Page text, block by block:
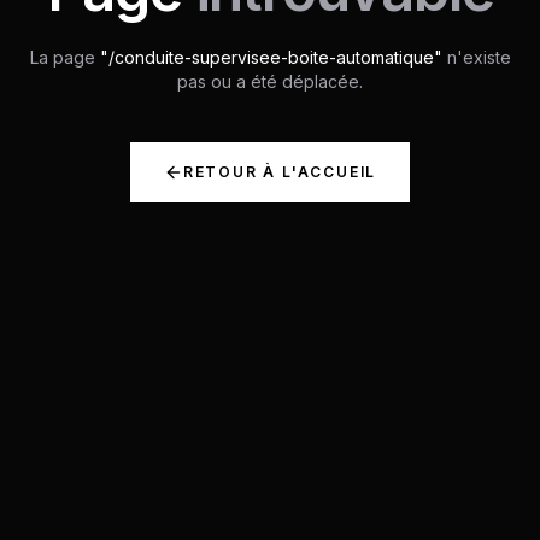
La page "/conduite-supervisee-boite-automatique" n'existe
pas ou a été déplacée.
RETOUR À L'ACCUEIL